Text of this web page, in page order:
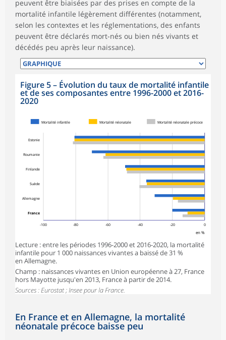
peuvent être biaisées par des prises en compte de la
mortalité infantile légèrement différentes (notamment,
selon les contextes et les réglementations, des enfants
peuvent être déclarés mort-nés ou bien nés vivants et
décédés peu après leur naissance).
Figure 5 – Évolution du taux de mortalité infantile
et de ses composantes entre 1996-2000 et 2016-
2020
0
-20
-40
-60
-80
-100
en %
Estonie
Roumanie
Finlande
Suède
Allemagne
France
Mortalité infantile Mortalité néonatale Mortalité néonatale précoce
Lecture : entre les périodes 1996-2000 et 2016-2020, la mortalité
infantile pour 1 000 naissances vivantes a baissé de 31 %
en Allemagne.
Champ : naissances vivantes en Union européenne à 27, France
hors Mayotte jusqu'en 2013, France à partir de 2014.
Sources : Eurostat ; Insee pour la France.
En France et en Allemagne, la mortalité
néonatale précoce baisse peu